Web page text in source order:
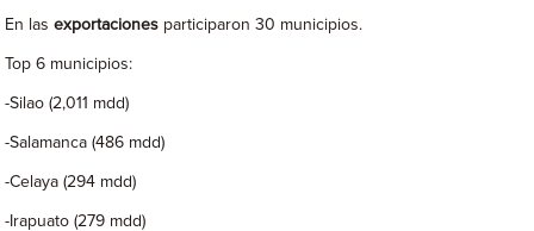
En lasexportaciones participaron 30 municipios.
Top 6 municipios:
-Silao (2,011 mdd)
-Salamanca (486 mdd)
-Celaya (294 mdd)
-Irapuato (279 mdd)